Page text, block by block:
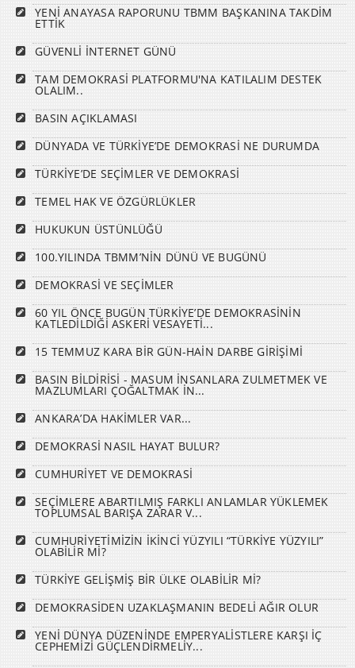
YENİ ANAYASA RAPORUNU TBMM BAŞKANINA TAKDİM
ETTİK
GÜVENLİ İNTERNET GÜNÜ
TAM DEMOKRASİ PLATFORMU'NA KATILALIM DESTEK
OLALIM..
BASIN AÇIKLAMASI
DÜNYADA VE TÜRKİYE’DE DEMOKRASİ NE DURUMDA
TÜRKİYE’DE SEÇİMLER VE DEMOKRASİ
TEMEL HAK VE ÖZGÜRLÜKLER
HUKUKUN ÜSTÜNLÜĞÜ
100.YILINDA TBMM’NİN DÜNÜ VE BUGÜNÜ
DEMOKRASİ VE SEÇİMLER
60 YIL ÖNCE BUGÜN TÜRKİYE’DE DEMOKRASİNİN
KATLEDİLDİĞİ ASKERİ VESAYETİ...
15 TEMMUZ KARA BİR GÜN-HAİN DARBE GİRİŞİMİ
BASIN BİLDİRİSİ - MASUM İNSANLARA ZULMETMEK VE
MAZLUMLARI ÇOĞALTMAK İN...
ANKARA’DA HAKİMLER VAR...
DEMOKRASİ NASIL HAYAT BULUR?
CUMHURİYET VE DEMOKRASİ
SEÇİMLERE ABARTILMIŞ FARKLI ANLAMLAR YÜKLEMEK
TOPLUMSAL BARIŞA ZARAR V...
CUMHURİYETİMİZİN İKİNCİ YÜZYILI “TÜRKİYE YÜZYILI”
OLABİLİR Mİ?
TÜRKİYE GELİŞMİŞ BİR ÜLKE OLABİLİR Mİ?
DEMOKRASİDEN UZAKLAŞMANIN BEDELİ AĞIR OLUR
YENİ DÜNYA DÜZENİNDE EMPERYALİSTLERE KARŞI İÇ
CEPHEMİZİ GÜÇLENDİRMELİY...